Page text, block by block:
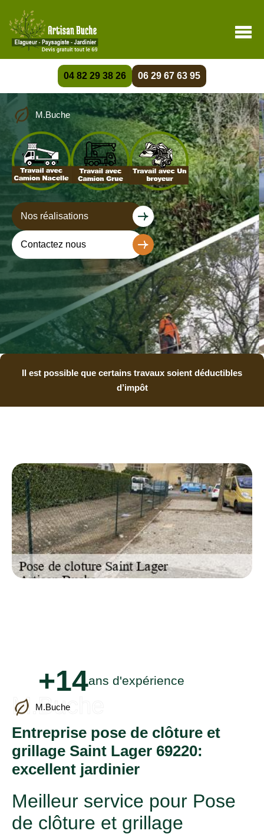
04 82 29 38 26 06 29 67 63 95
M.Buche
Nos réalisations
Contactez nous
Il est possible que certains travaux soient déductibles
d’impôt
+14ans d'expérience
M.Buche
M.Buche
Entreprise pose de clôture et
grillage Saint Lager 69220:
excellent jardinier
Meilleur service pour Pose
de clôture et grillage